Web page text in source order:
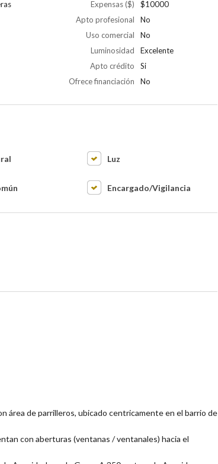
Expensas ($)
$10000
Apto profesional
No
Uso comercial
No
Luminosidad
Excelente
Apto crédito
Si
Ofrece financiación No
Luz
Encargado/Vigilancia
área de parrilleros, ubicado centricamente en el barrio de
con aberturas (ventanas / ventanales) hacia el